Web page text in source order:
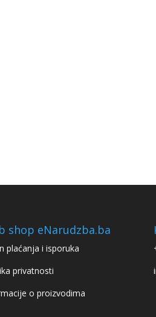
shop eNarudzba.ba
plaćanja i isporuka
privatnosti
o proizvodima